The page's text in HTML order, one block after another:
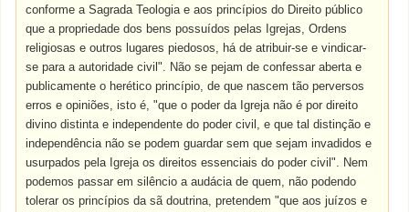
conforme a Sagrada Teologia e aos princípios do Direito público
que a propriedade dos bens possuídos pelas Igrejas, Ordens
religiosas e outros lugares piedosos, há de atribuir-se e vindicar-
se para a autoridade civil". Não se pejam de confessar aberta e
publicamente o herético princípio, de que nascem tão perversos
erros e opiniões, isto é, "que o poder da Igreja não é por direito
divino distinta e independente do poder civil, e que tal distinção e
independência não se podem guardar sem que sejam invadidos e
usurpados pela Igreja os direitos essenciais do poder civil". Nem
podemos passar em silêncio a audácia de quem, não podendo
tolerar os princípios da sã doutrina, pretendem "que aos juízos e